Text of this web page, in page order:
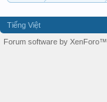
Tiếng Việt
Forum software by XenForo™